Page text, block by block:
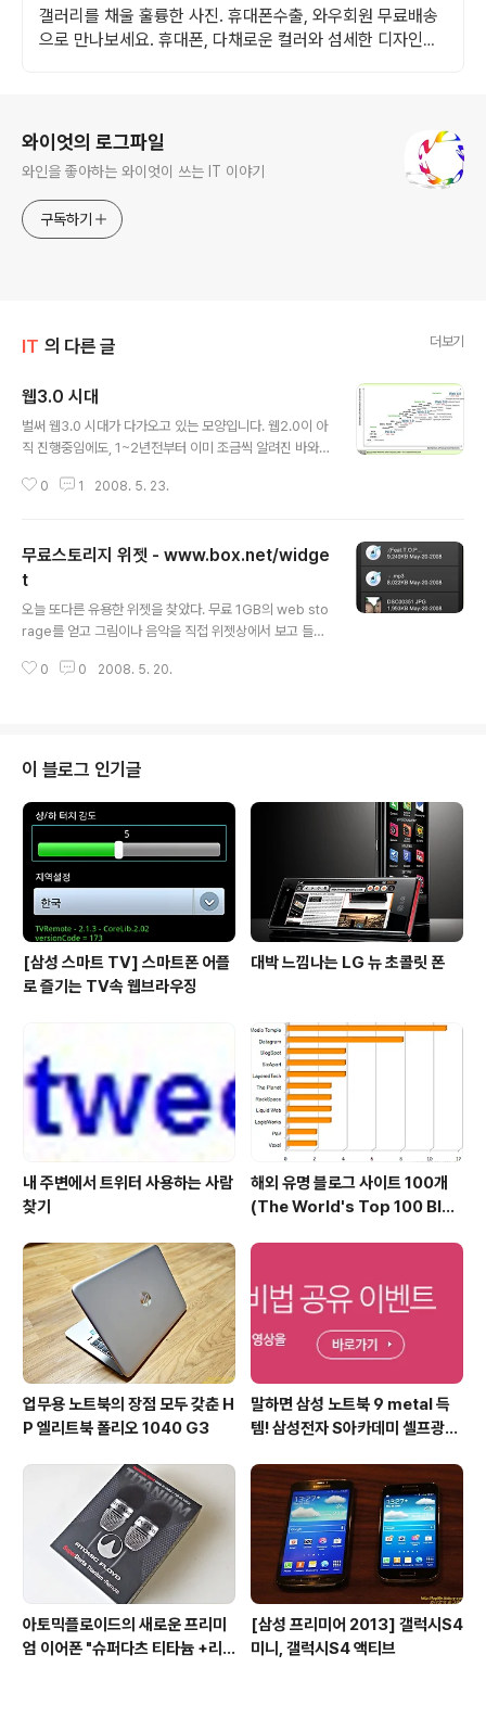
갤러리를 채울 훌륭한 사진. 휴대폰수출, 와우회원 무료배송
으로 만나보세요. 휴대폰, 다채로운 컬러와 섬세한 디자인으
와이엇의 로그파일
와인을 좋아하는 와이엇이 쓰는 IT 이야기
구독하기
IT 의 다른 글 더보기
웹3.0 시대
벌써 웹3.0 시대가 다가오고 있는 모양입니다. 웹2.0이 아
직 진행중임에도, 1~2년전부터 이미 조금씩 알려진 바와
다. 처음에 웹 1.0이 뭔지도 몰랐던 시대에, 어느날 갑자기
WW으로 대변되는 웹운영자(contents provider), 또는
정보생산자의 일방적인 정보전달과 그것에 대한 소비가 이
뤄지는 일방통행식 웹이었다고 생각됩니다. 그에 반해 웹
2.0은 정보를 생산하는 주체가 일방적이지 않고 소비자가
정보를 받아 다시 재생산하는 쌍방향성을 가진 웹이며, 여
기에는 UCC, 블로그, 위키피디아등이 속하며 이는 소비자
0 1 2008. 5. 23.
무료스토리지 위젯 - www.box.net/widge
t
오늘 또다른 유용한 위젯을 찾았다. 무료 1GB의 web sto
rage를 얻고 그림이나 음악을 직접 위젯상에서 보고 들을
w.box.net/widget 에 가서 Lite(무료)를 선택하고 간단
일의 크기가 10MB로 제한되어 있기 때문이다. 또, file을
다른 사람과 share해서 다운로드 받도록 할수도 있고 해
보지는 않았지만 MS-Outlook도 연동할 수 있는것 같다.
위젯박스 스타일은 Advanced type과 Basic type 두
가지중 선택해서 만들수있다. Blo..
0 0 2008. 5. 20.
이 블로그 인기글
[삼성 스마트 TV] 스마트폰 어플
로 즐기는 TV속 웹브라우징
대박 느낌나는 LG 뉴 초콜릿 폰
내 주변에서 트위터 사용하는 사람
찾기
해외 유명 블로그 사이트 100개
(The World's Top 100 Blog
업무용 노트북의 장점 모두 갖춘 H
P 엘리트북 폴리오 1040 G3
말하면 삼성 노트북 9 metal 득
템! 삼성전자 S아카데미 셀프광고
아토믹플로이드의 새로운 프리미
엄 이어폰 "슈퍼다츠 티타늄 +리
[삼성 프리미어 2013] 갤럭시S4
미니, 갤럭시S4 액티브